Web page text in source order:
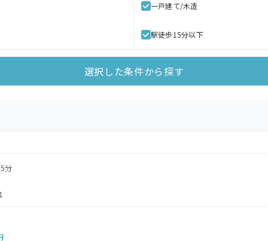
一戸建て/木造
駅徒歩15分以下
選択した条件から探す
分